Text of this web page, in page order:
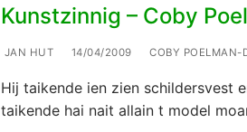
Kunstzinnig – Coby
JAN HUT 14/04/2009 COBY POELMAN-
Hij taikende ien zien schildersvest
taikende hai nait allain t model